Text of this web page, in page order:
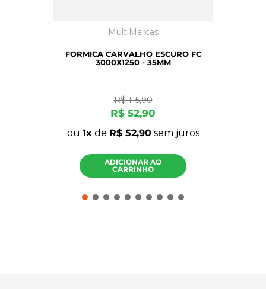
MultiMarcas
FORMICA CARVALHO ESCURO FC
3000X1250 - 35MM
R$ 115,90
R$ 52,90
ou 1 de R$ 52,90sem juros
ADICIONAR AO
CARRINHO